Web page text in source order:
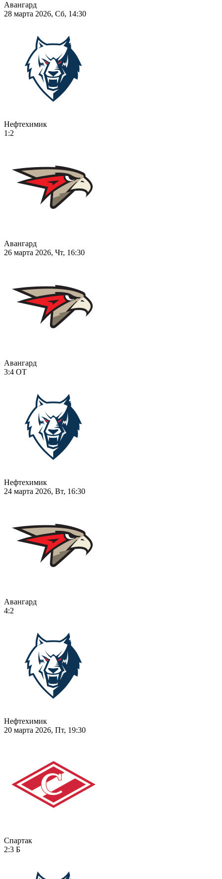
Авангард
28 марта 2026, Сб, 14:30
Нефтехимик
1:2
Авангард
26 марта 2026, Чт, 16:30
Авангард
3:4 ОТ
Нефтехимик
24 марта 2026, Вт, 16:30
Авангард
4:2
Нефтехимик
20 марта 2026, Пт, 19:30
Спартак
2:3 Б